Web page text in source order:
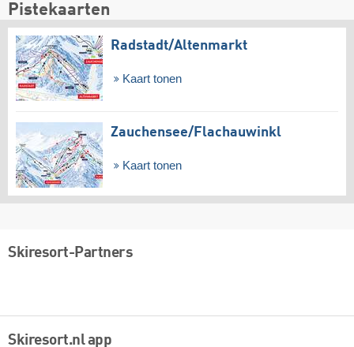
Pistekaarten
Radstadt/​Altenmarkt
Kaart tonen
Zauchensee/​Flachauwinkl
Kaart tonen
Skiresort-Partners
Skiresort.nl app